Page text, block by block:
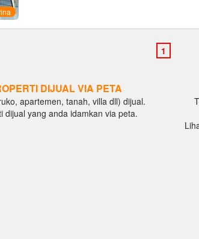
DIJUAL VIA PETA
apartemen, tanah, villa dll) dijual.
dijual yang anda idamkan via peta.